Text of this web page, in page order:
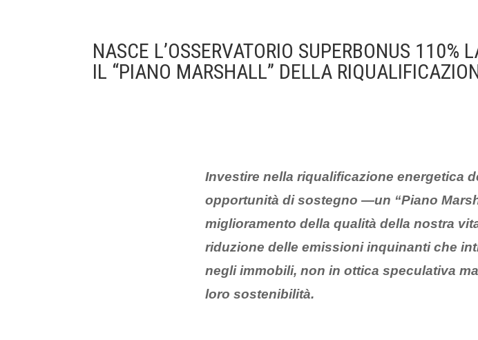
NASCE L’OSSERVATORIO SUPERBONUS 110%
IL “PIANO MARSHALL” DELLA
Investire nella riqualificazione energetica
opportunità di sostegno —un “Piano
miglioramento della qualità della nostra
riduzione delle emissioni inquinanti che
negli immobili, non in ottica speculativa
loro sostenibilità.